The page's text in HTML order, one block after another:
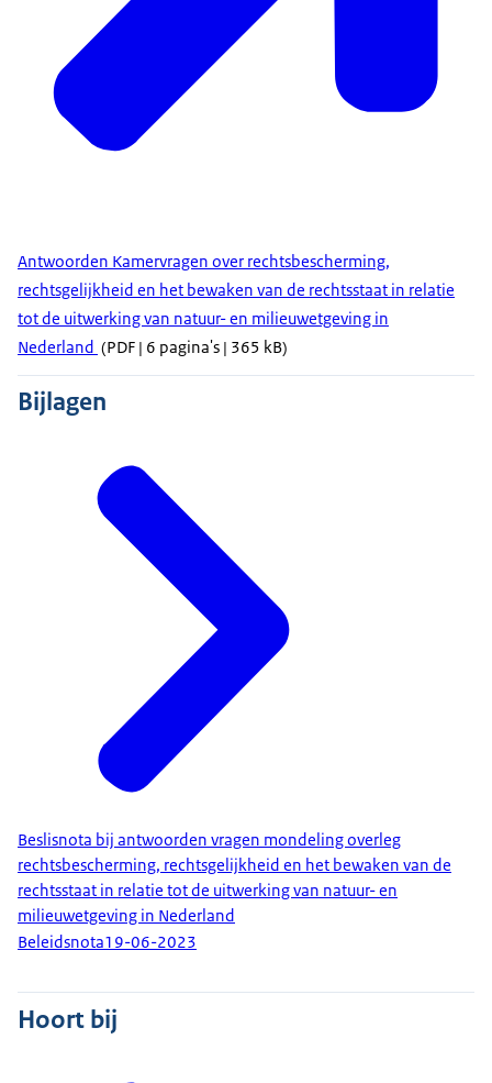
Antwoorden Kamervragen over rechtsbescherming,
rechtsgelijkheid en het bewaken van de rechtsstaat in relatie
tot de uitwerking van natuur- en milieuwetgeving in
Nederland (PDF | 6 pagina's | 365 kB)
Bijlagen
Beslisnota bij antwoorden vragen mondeling overleg
rechtsbescherming, rechtsgelijkheid en het bewaken van de
rechtsstaat in relatie tot de uitwerking van natuur- en
milieuwetgeving in Nederland
Beleidsnota19-06-2023
Hoort bij